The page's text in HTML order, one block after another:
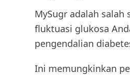
MySugr adalah
fluktuasi glukosa
pengendalian
Ini memungkinkan